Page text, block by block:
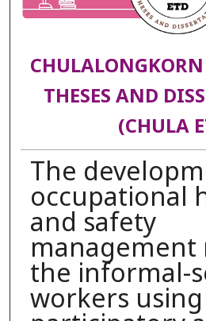
THESES AND
(CHULA
The
occupational
and safety
the informal-
workers using